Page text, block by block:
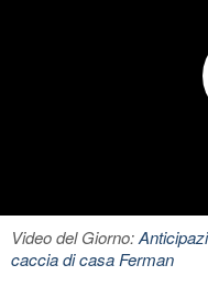
Video del Giorno:
caccia di casa Ferman